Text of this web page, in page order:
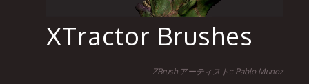
XTractor Brushes
ZBrush アーティスト:: Pablo Munoz